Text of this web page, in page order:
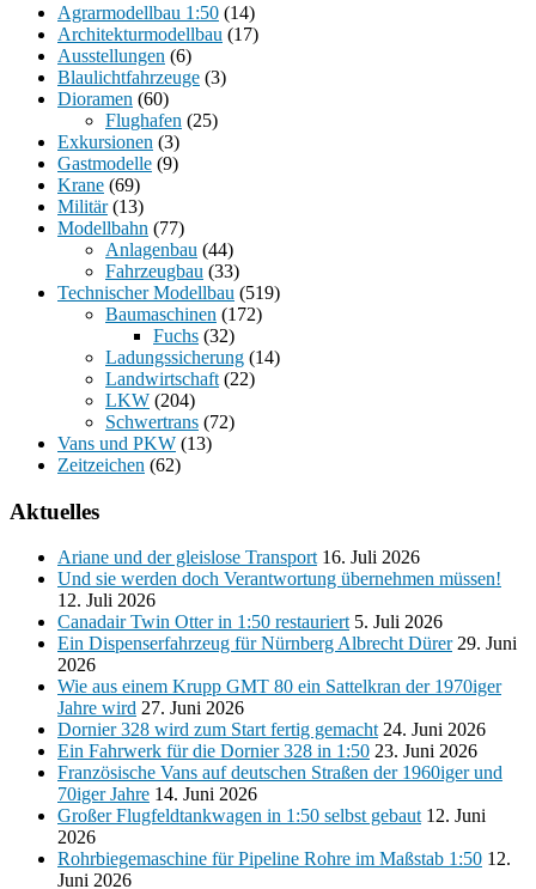
Agrarmodellbau 1:50 (14)
Architekturmodellbau (17)
Ausstellungen (6)
Blaulichtfahrzeuge (3)
Dioramen (60)
Flughafen (25)
Exkursionen (3)
Gastmodelle (9)
Krane (69)
Militär(13)
Modellbahn (77)
Anlagenbau (44)
Fahrzeugbau (33)
Technischer Modellbau (519)
Baumaschinen (172)
Fuchs (32)
Ladungssicherung (14)
Landwirtschaft (22)
LKW (204)
Schwertrans (72)
Vans und PKW (13)
Zeitzeichen (62)
Aktuelles
Ariane und der gleislose Transport 16. Juli 2026
Und sie werden doch Verantwortung übernehmen müssen!
12. Juli 2026
Canadair Twin Otter in 1:50 restauriert 5. Juli 2026
Ein Dispenserfahrzeug für Nürnberg Albrecht Dürer 29. Juni
2026
Wie aus einem Krupp GMT 80 ein Sattelkran der 1970iger
Jahre wird 27. Juni 2026
Dornier 328 wird zum Start fertig gemacht 24. Juni 2026
Ein Fahrwerk für die Dornier 328 in 1:50 23. Juni 2026
Französische Vans auf deutschen Straßen der 1960iger und
70iger Jahre 14. Juni 2026
Großer Flugfeldtankwagen in 1:50 selbst gebaut 12. Juni
2026
Rohrbiegemaschine für Pipeline Rohre im Maßstab 1:50 12.
Juni 2026